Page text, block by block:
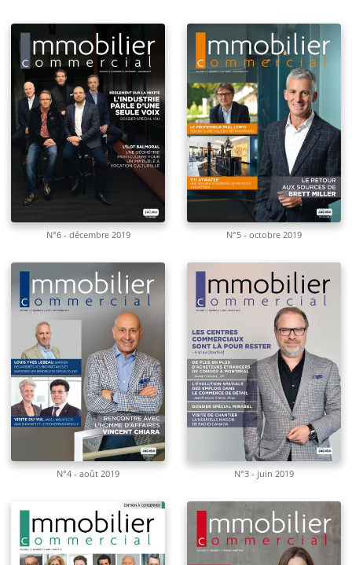
N°6 - décembre 2019 N°5 - octobre 2019
N°4 - août 2019 N°3 - juin 2019